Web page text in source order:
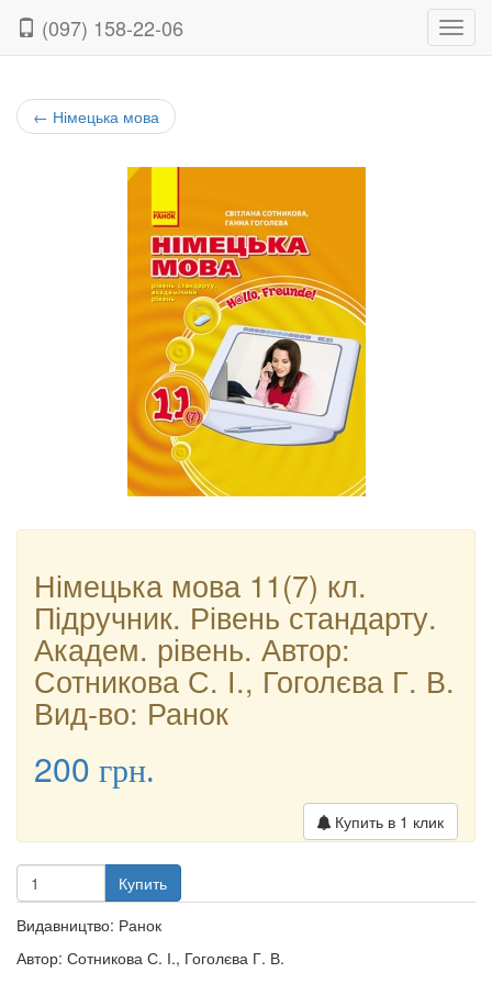
(097) 158-22-06
← Німецька мова
Німецька мова 11(7) кл.
Підручник. Рівень стандарту.
Академ. рівень. Автор:
Сотникова С. І., Гоголєва Г. В.
Вид-во: Ранок
200 грн.
Купить в 1 клик
Купить
Видавництво: Ранок
Автор: Сотникова С. І., Гоголєва Г. В.